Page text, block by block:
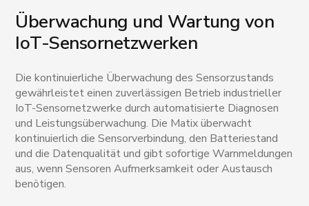
Überwachung und Wartung von
IoT-Sensornetzwerken
Die kontinuierliche Überwachung des Sensorzustands
gewährleistet einen zuverlässigen Betrieb industrieller
IoT-Sensornetzwerke durch automatisierte Diagnosen
und Leistungsüberwachung. Die Matix überwacht
kontinuierlich die Sensorverbindung, den Batteriestand
und die Datenqualität und gibt sofortige Warnmeldungen
aus, wenn Sensoren Aufmerksamkeit oder Austausch
benötigen.